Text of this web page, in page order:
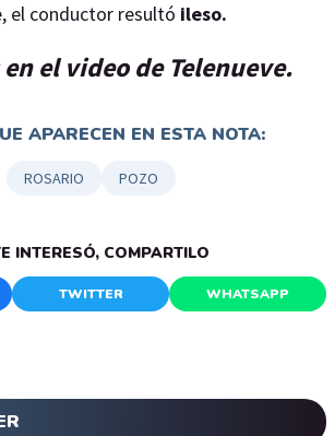
el conductor resultó ileso.
el video de Telenueve.
APARECEN EN ESTA NOTA:
ROSARIO POZO
INTERESÓ, COMPARTILO
TWITTER WHATSAPP